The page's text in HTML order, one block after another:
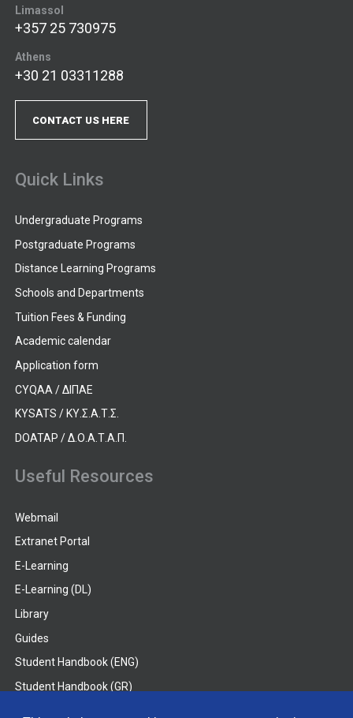
Limassol
+357 25 730975
Athens
+30 21 03311288
CONTACT US HERE
Quick Links
Undergraduate Programs
Postgraduate Programs
Distance Learning Programs
Schools and Departments
Tuition Fees & Funding
Academic calendar
Application form
CYQAA / ΔΙΠΑΕ
KYSATS / ΚΥ.Σ.Α.Τ.Σ.
DOATAP / Δ.Ο.Α.Τ.Α.Π.
Useful Resources
Webmail
Extranet Portal
E-Learning
E-Learning (DL)
Library
Guides
Student Handbook (ENG)
Student Handbook (GR)